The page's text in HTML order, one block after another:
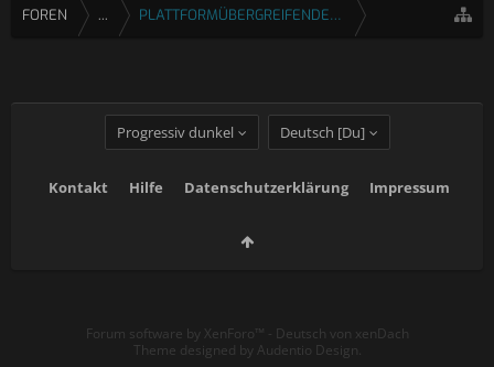
FOREN ... PLATTFORMÜBERGREIFENDE SPIELE
Progressiv dunkel Deutsch [Du]
Kontakt Hilfe Datenschutzerklärung Impressum
Forum software by XenForo™ - Deutsch von xenDach
Theme designed by Audentio Design.